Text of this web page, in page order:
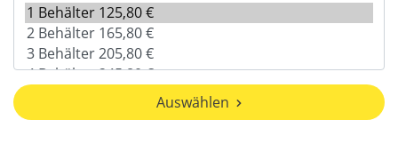
Auswählen